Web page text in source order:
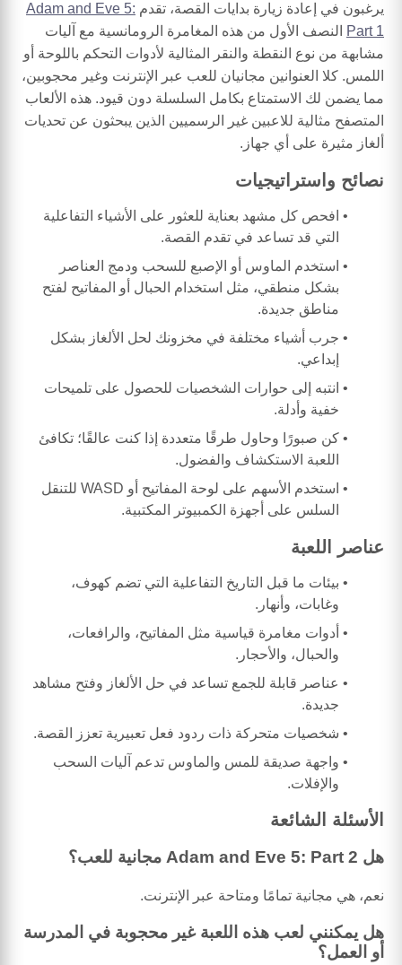
يرغبون في إعادة زيارة بدايات القصة، تقدم Adam and Eve 5:
Part 1
النصف الأول من هذه المغامرة الرومانسية مع آليات
مشابهة من نوع النقطة والنقر المثالية لأدوات التحكم باللوحة أو
اللمس. كلا العنوانين مجانيان للعب عبر الإنترنت وغير محجوبين،
مما يضمن لك الاستمتاع بكامل السلسلة دون قيود. هذه الألعاب
المتصفح مثالية للاعبين غير الرسميين الذين يبحثون عن تحديات
ألغاز مثيرة على أي جهاز.
نصائح واستراتيجيات
افحص كل مشهد بعناية للعثور على الأشياء التفاعلية
التي قد تساعد في تقدم القصة.
استخدم الماوس أو الإصبع للسحب ودمج العناصر
بشكل منطقي، مثل استخدام الحبال أو المفاتيح لفتح
مناطق جديدة.
جرب أشياء مختلفة في مخزونك لحل الألغاز بشكل
إبداعي.
انتبه إلى حوارات الشخصيات للحصول على تلميحات
خفية وأدلة.
كن صبورًا وحاول طرقًا متعددة إذا كنت عالقًا؛ تكافئ
اللعبة الاستكشاف والفضول.
استخدم الأسهم على لوحة المفاتيح أو WASD للتنقل
السلس على أجهزة الكمبيوتر المكتبية.
عناصر اللعبة
بيئات ما قبل التاريخ التفاعلية التي تضم كهوف،
وغابات، وأنهار.
أدوات مغامرة قياسية مثل المفاتيح، والرافعات،
والحبال، والأحجار.
عناصر قابلة للجمع تساعد في حل الألغاز وفتح مشاهد
جديدة.
شخصيات متحركة ذات ردود فعل تعبيرية تعزز القصة.
واجهة صديقة للمس والماوس تدعم آليات السحب
والإفلات.
الأسئلة الشائعة
هل Adam and Eve 5: Part 2 مجانية للعب؟
نعم، هي مجانية تمامًا ومتاحة عبر الإنترنت.
هل يمكنني لعب هذه اللعبة غير محجوبة في المدرسة
أو العمل؟